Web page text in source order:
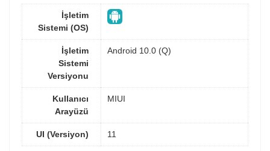
İşletim
Sistemi (OS)
İşletim
Sistemi
Versiyonu
Android 10.0 (Q)
Kullanıcı
Arayüzü
MIUI
UI (Versiyon) 11